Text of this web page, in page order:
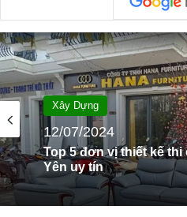
Xây Dựng
12/07/2024
Top 5 đơn vị thiết kế
Xây Dựng
25/07/2024